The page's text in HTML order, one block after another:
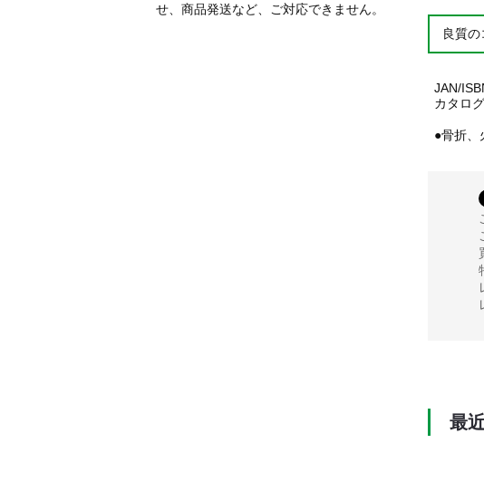
良質
JAN/
カタロ
●骨折、
最
せ、商品発送など、ご対応できません。